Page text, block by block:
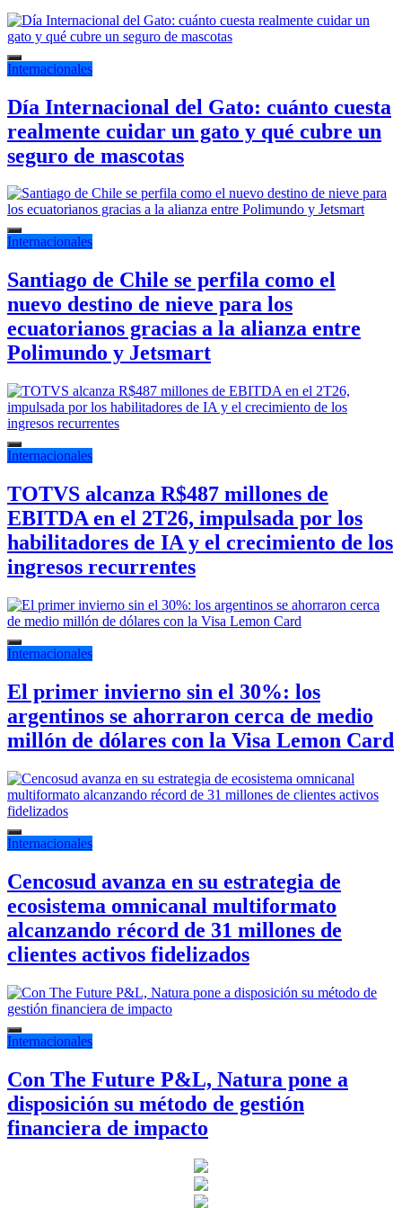
Internacionales
Día Internacional del Gato: cuánto cuesta
realmente cuidar un gato y qué cubre un
seguro de mascotas
Internacionales
Santiago de Chile se perfila como el
nuevo destino de nieve para los
ecuatorianos gracias a la alianza entre
Polimundo y Jetsmart
Internacionales
TOTVS alcanza R$487 millones de
EBITDA en el 2T26, impulsada por los
habilitadores de IA y el crecimiento de los
ingresos recurrentes
Internacionales
El primer invierno sin el 30%: los
argentinos se ahorraron cerca de medio
millón de dólares con la Visa Lemon Card
Internacionales
Cencosud avanza en su estrategia de
ecosistema omnicanal multiformato
alcanzando récord de 31 millones de
clientes activos fidelizados
Internacionales
Con The Future P&L, Natura pone a
disposición su método de gestión
financiera de impacto